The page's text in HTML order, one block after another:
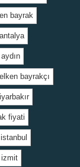
bayrak
bayrakçı
fiyati
izmit